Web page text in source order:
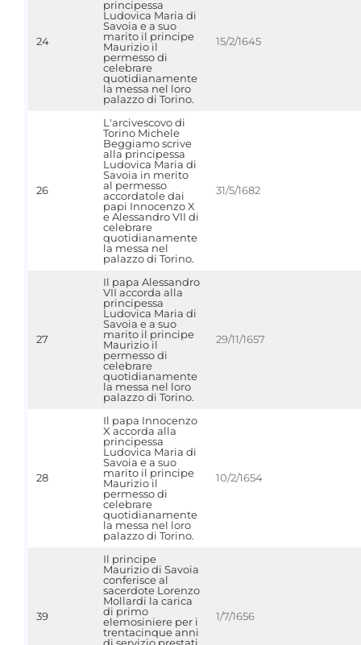
24
principessa
Ludovica Maria di
Savoia e a suo
marito il principe
Maurizio il
permesso di
celebrare
quotidianamente
la messa nel loro
palazzo di Torino.
15/2/1645
26
L'arcivescovo di
Torino Michele
Beggiamo scrive
alla principessa
Ludovica Maria di
Savoia in merito
al permesso
accordatole dai
papi Innocenzo X
e Alessandro VII di
celebrare
quotidianamente
la messa nel
palazzo di Torino.
31/5/1682
27
Il papa Alessandro
VII accorda alla
principessa
Ludovica Maria di
Savoia e a suo
marito il principe
Maurizio il
permesso di
celebrare
quotidianamente
la messa nel loro
palazzo di Torino.
29/11/1657
28
Il papa Innocenzo
X accorda alla
principessa
Ludovica Maria di
Savoia e a suo
marito il principe
Maurizio il
permesso di
celebrare
quotidianamente
la messa nel loro
palazzo di Torino.
10/2/1654
39
Il principe
Maurizio di Savoia
conferisce al
sacerdote Lorenzo
Mollardi la carica
di primo
elemosiniere per i
trentacinque anni
1/7/1656